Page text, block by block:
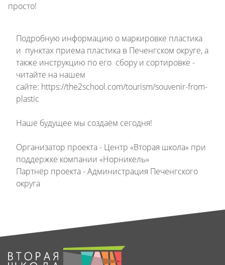
просто!
Подробную информацию о маркировке пластика
и пунктах приема пластика в Печенгском округе, а
также инструкцию по его сбору и сортировке -
читайте на нашем
сайте: https://the2school.com/tourism/souvenir-from-
plastic
Наше будущее мы создаём сегодня!
Организатор проекта - Центр «Вторая школа» при
поддержке компании «Норникель»
Партнёр проекта - Администрация Печенгского
округа